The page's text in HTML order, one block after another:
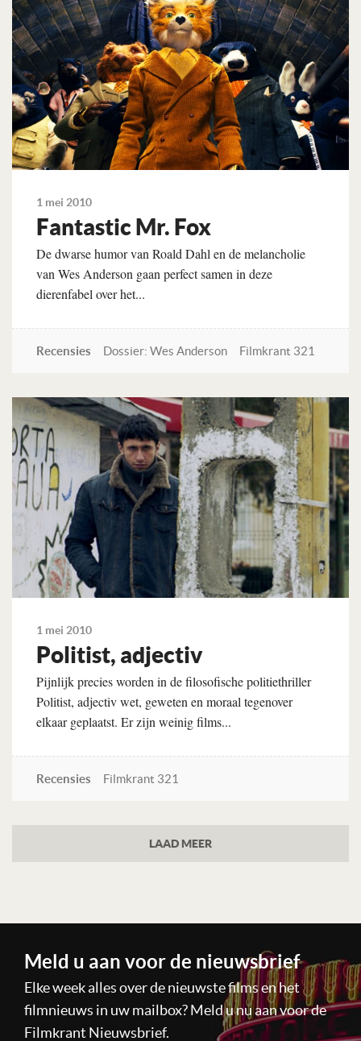
1 mei 2010
Fantastic Mr. Fox
De dwarse humor van Roald Dahl en de melancholie
van Wes Anderson gaan perfect samen in deze
dierenfabel over het...
Recensies Dossier: Wes Anderson Filmkrant 321
Lees verder
1 mei 2010
Politist, adjectiv
Pijnlijk precies worden in de filosofische politiethriller
Politist, adjectiv wet, geweten en moraal tegenover
elkaar geplaatst. Er zijn weinig films...
Recensies Filmkrant 321
LAAD MEER
Meld u aan voor de nieuwsbrief
Elke week alles over de nieuwste films en het
filmnieuws in uw mailbox? Meld u nu aan voor de
Filmkrant Nieuwsbrief.